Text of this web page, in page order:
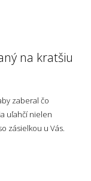
na kratšiu
zaberal čo
uľahčí nielen
zásielkou u Vás.